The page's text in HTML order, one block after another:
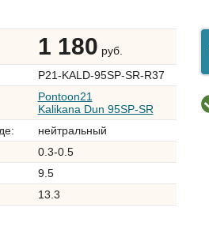
1 180 руб.
P21-KALD-95SP-SR-R37
Pontoon21
Kalikana Dun 95SP-SR
нейтральный
0.3-0.5
9.5
13.3